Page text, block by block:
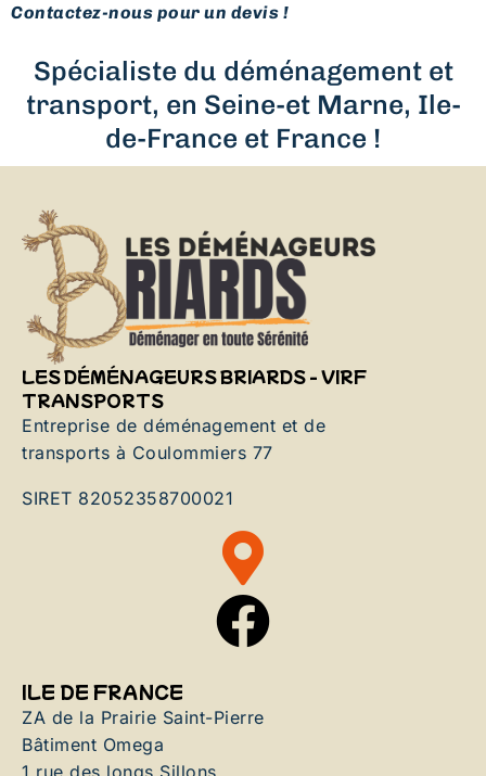
Contactez-nous pour un devis !
Spécialiste du déménagement et
transport, en Seine-et Marne, Ile-
de-France et France !
LES DÉMÉNAGEURS BRIARDS - VIRF
TRANSPORTS
Entreprise de déménagement et de
transports à Coulommiers 77
SIRET 82052358700021
ILE DE FRANCE
ZA de la Prairie Saint-Pierre
Bâtiment Omega
1 rue des longs Sillons